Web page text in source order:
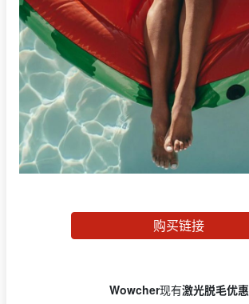
购买链接
Wowcher现有激光脱毛优惠